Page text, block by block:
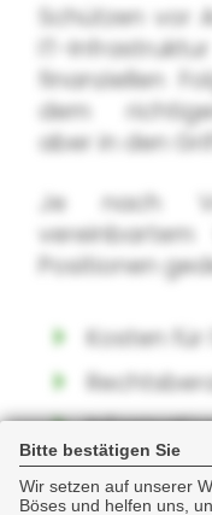
Bitte bestätigen Sie
Wir setzen auf unserer
Böses und helfen uns,
Schützen vor
IT-
finanziellen
dem
aber in den
Je nach
Positionen
Kosten für